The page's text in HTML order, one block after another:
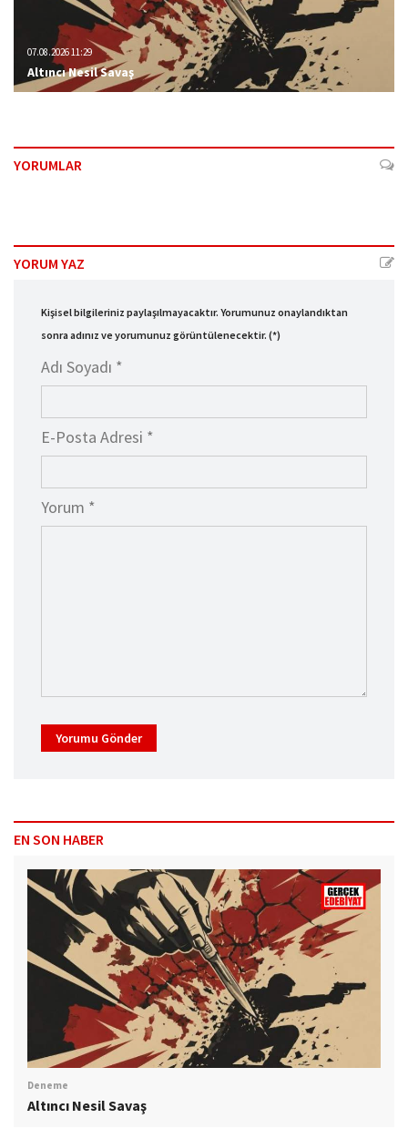
07.08.2026 11:29
Altıncı Nesil Savaş
YORUMLAR
YORUM YAZ
Kişisel bilgileriniz paylaşılmayacaktır. Yorumunuz onaylandıktan
sonra adınız ve yorumunuz görüntülenecektir. (*)
Adı Soyadı *
E-Posta Adresi *
Yorum *
Yorumu Gönder
EN SON HABER
Deneme
Altıncı Nesil Savaş